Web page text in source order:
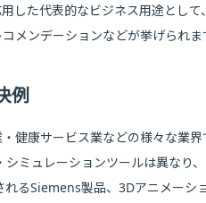
した代表的なビジネス用途とし
メンデーションなどが挙げられま
例
健康サービス業などの様々な業
ミュレーションツールは異なり
るSiemens製品、3Dアニメー